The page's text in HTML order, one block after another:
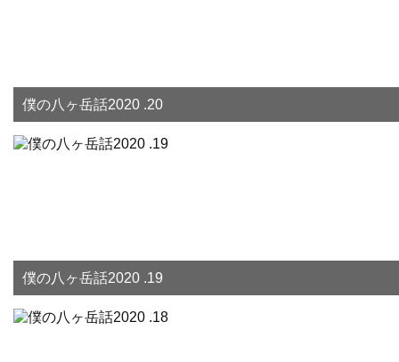
僕の八ヶ岳話2020 .20
僕の八ヶ岳話2020 .19